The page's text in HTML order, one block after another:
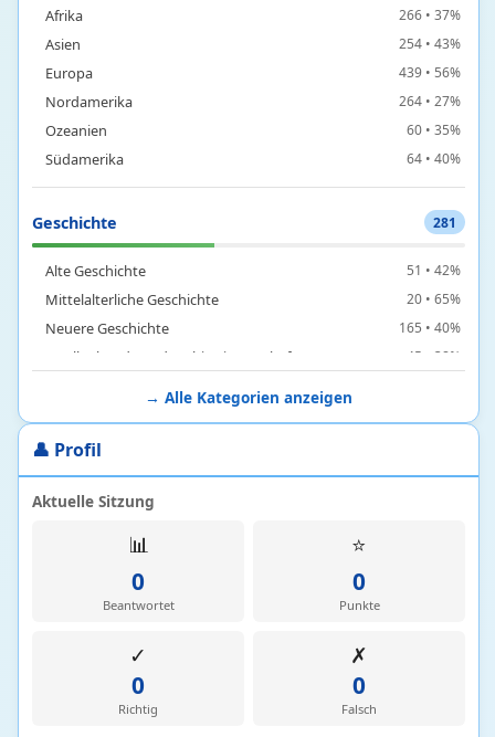
Afrika 266 • 37%
Asien 254 • 43%
Europa 439 • 56%
Nordamerika 264 • 27%
Ozeanien 60 • 35%
Südamerika 64 • 40%
Geschichte 281
Alte Geschichte 51 • 42%
Mittelalterliche Geschichte 20 • 65%
Neuere Geschichte 165 • 40%
Quellenkunde und Archivwissenschaft 45 • 38%
Informatik 432
Grundlagen und Konzepte der Informatik
Programmierung und Programmiersprachen
Bildende Kunst
Deutsche Gedenk-oder Feiertage
→ Alle Kategorien anzeigen
👤 Profil
Aktuelle Sitzung
📊
0
Beantwortet
⭐
0
Punkte
✓
0
Richtig
✗
0
Falsch